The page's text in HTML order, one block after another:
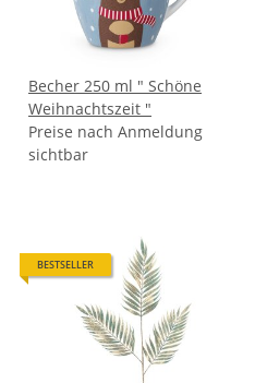
Becher 250 ml " Schöne
Weihnachtszeit "
Preise nach Anmeldung
sichtbar
BESTSELLER